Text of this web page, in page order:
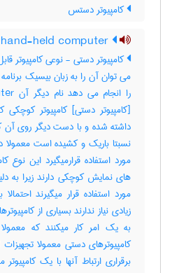
کامپیوتر دستس
کامپیوتر دستی - نوعی کامپیوتر
می توان آن را به زبان بیسیک
[کامپیوتر دستی] کامپیوتر
داشته شده و با دست دیگر روی آن
نسبتا باریک و کشیده است
مورد استفاده قرارمیگیرد این نوع
های نمایش کوچکی دارند زیرا به
مورد استفاده قرار میگیرند
زیادی نیاز ندارند بسیاری از
کامپیوترهای دستی معمولا تجهیزات
برقراری ارتباط آنها با یک